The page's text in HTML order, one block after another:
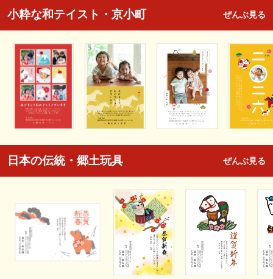
小粋な和テイスト・京小町 ぜんぶ見る
日本の伝統・郷土玩具 ぜんぶ見る